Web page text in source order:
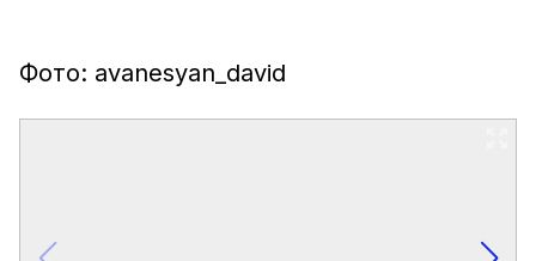
Фото: avanesyan_david